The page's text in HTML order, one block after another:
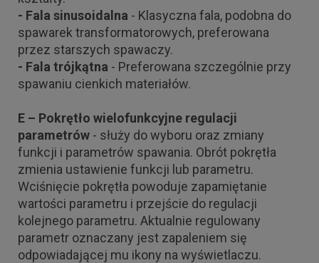
- Fala sinusoidalna - Klasyczna fala, podobna do
spawarek transformatorowych, preferowana
przez starszych spawaczy.
- Fala trójkątna - Preferowana szczególnie przy
spawaniu cienkich materiałów.
E – Pokrętło wielofunkcyjne regulacji
parametrów - służy do wyboru oraz zmiany
funkcji i parametrów spawania. Obrót pokrętła
zmienia ustawienie funkcji lub parametru.
Wciśnięcie pokrętła powoduje zapamiętanie
wartości parametru i przejście do regulacji
kolejnego parametru. Aktualnie regulowany
parametr oznaczany jest zapaleniem się
odpowiadającej mu ikony na wyświetlaczu.